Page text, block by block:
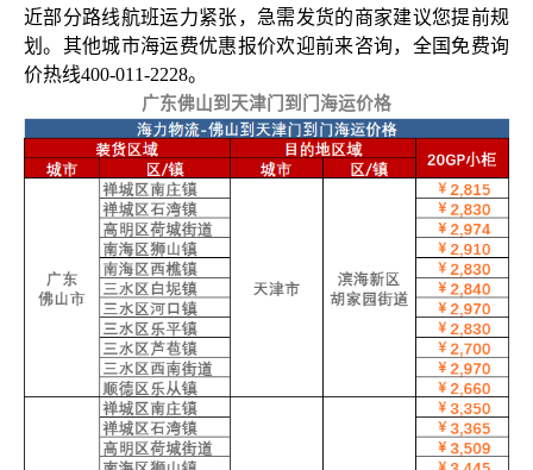
发布时间： 2023-03-22 16:40:00
近部分路线航班运力紧张，急需发货的商家建议您提前规
划。其他城市海运费优惠报价欢迎前来咨询，全国免费询
价热线400-011-2228。
广东佛山到天津门到门海运价格